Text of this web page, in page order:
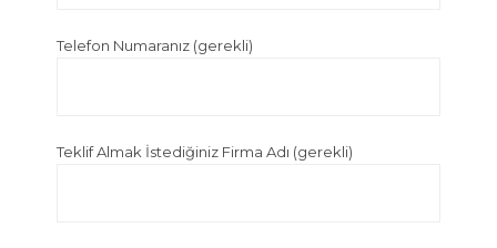
Telefon Numaranız (gerekli)
Teklif Almak İstediğiniz Firma Adı (gerekli)